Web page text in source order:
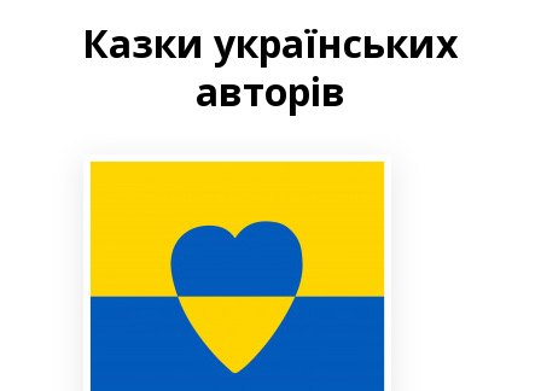
Leidiniai
Naujienos
Казки українських
авторів